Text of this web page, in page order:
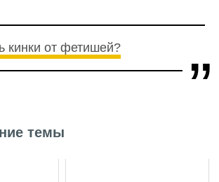
кинки от фетишей?
темы